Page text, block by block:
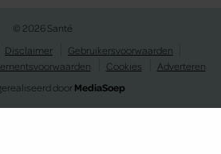
© 2026 Santé
Disclaimer
Gebruikersvoorwaarden
Cookies
Adverteren
doorMediaSoep